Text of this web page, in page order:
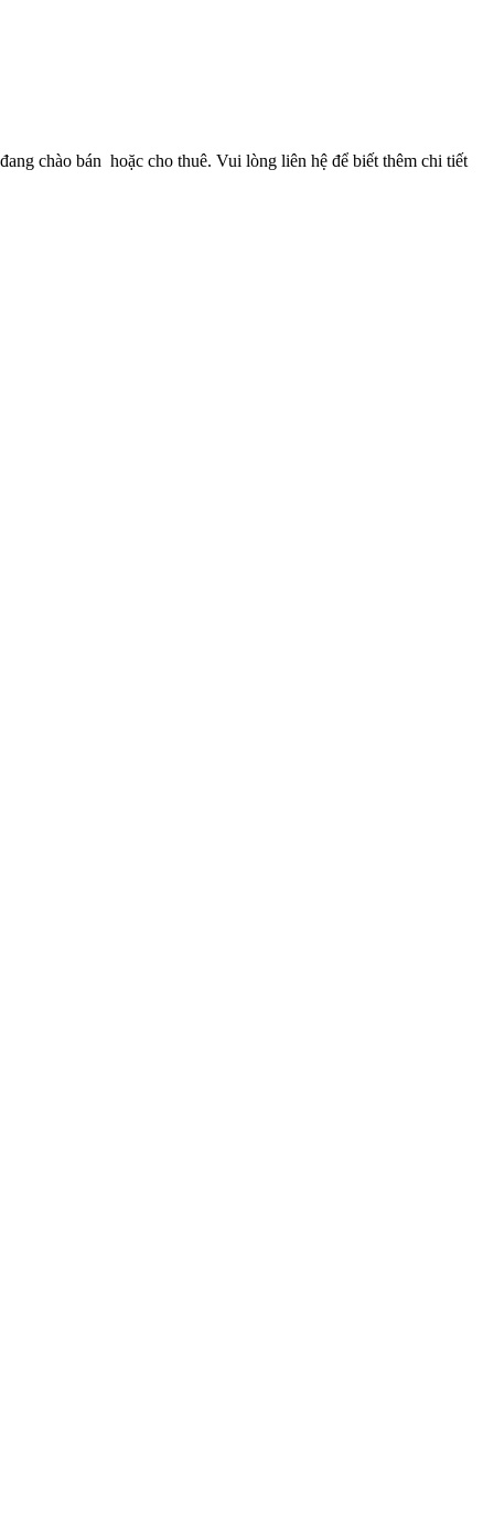
chào bán hoặc cho thuê. Vui lòng liên hệ để biết thêm chi tiết